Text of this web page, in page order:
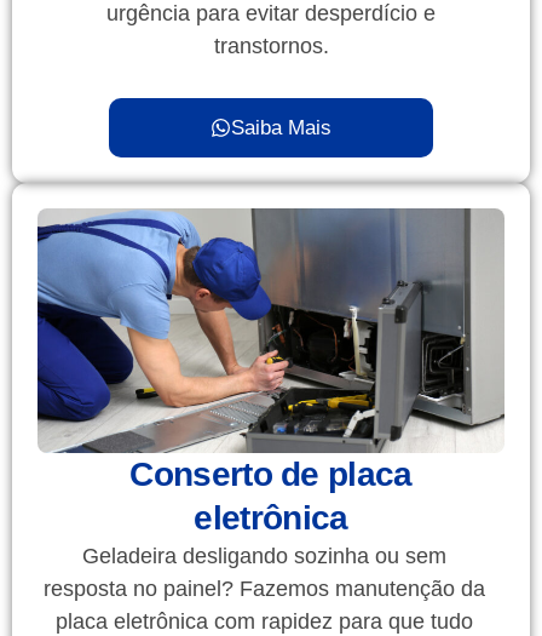
urgência para evitar desperdício e
transtornos.
Saiba Mais
Conserto de placa
eletrônica
Geladeira desligando sozinha ou sem
resposta no painel? Fazemos manutenção da
placa eletrônica com rapidez para que tudo